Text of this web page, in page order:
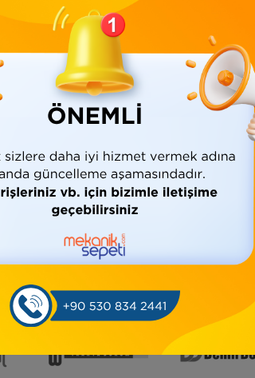
Ürün Bilgisi Yorumlar (0)